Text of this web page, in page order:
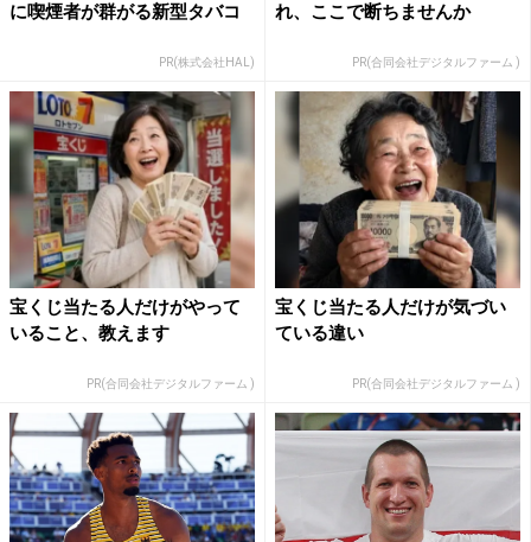
に喫煙者が群がる新型タバコ
PR(株式会社HAL)
れ、ここで断ちませんか
PR(合同会社デジタルファーム )
宝くじ当たる人だけがやって
いること、教えます
PR(合同会社デジタルファーム )
宝くじ当たる人だけが気づい
ている違い
PR(合同会社デジタルファーム )